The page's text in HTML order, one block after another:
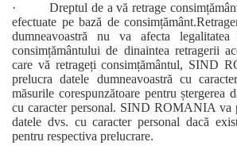
· Dreptul de a vă retrage
efectuate pe bază de
dumneavoastră nu va afecta
consimțământului de dinaintea retragerii
care vă retrageți consimțământul, SIND
prelucra datele dumneavoastră cu
măsurile corespunzătoare pentru ștergerea
cu caracter personal. SIND ROMANIA va
datele dvs. cu caracter personal dacă
pentru respectiva prelucrare.